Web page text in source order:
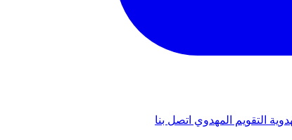
التقويم المهدوي اتصل بنا